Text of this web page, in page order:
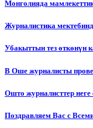
Монголияда
Журналистика
Убакыттын тез өткөнүн
В Оше журналисты
Ошто журналисттер неге
Поздравляем Вас с